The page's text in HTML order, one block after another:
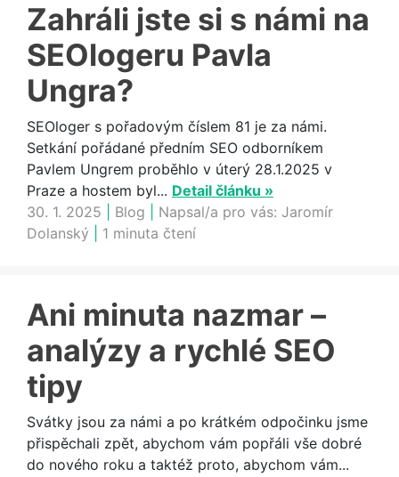
Zahráli jste si s námi na
SEOlogeru Pavla
Ungra?
SEOloger s pořadovým číslem 81 je za námi.
Setkání pořádané předním SEO odborníkem
Pavlem Ungrem proběhlo v úterý 28.1.2025 v
Praze a hostem byl... Detail článku »
30. 1. 2025
Blog Napsal/a pro vás: Jaromír
Dolanský
1 minuta čtení
Ani minuta nazmar –
analýzy a rychlé SEO
tipy
Svátky jsou za námi a po krátkém odpočinku jsme
přispěchali zpět, abychom vám popřáli vše dobré
do nového roku a taktéž proto, abychom vám...